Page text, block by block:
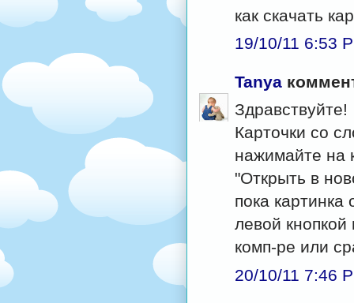
как скачать
19/10/11 6:53
Tanya
Здравствуйте!
Карточки со
нажимайте на
"Открыть в
пока
левой
комп-ре или
20/10/11 7:46